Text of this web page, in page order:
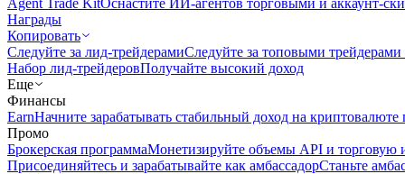
Agent Trade KitОснастите ИИ-агентов торговыми и аккаунт-
Награды
Копировать
Следуйте за лид-трейдерамиСледуйте за топовыми
Набор лид-трейдеровПолучайте высокий доход
Еще
Финансы
EarnНачните зарабатывать стабильный доход на криптовалюте
Промо
Брокерская программаМонетизируйте объемы API и торговую
Присоединяйтесь и зарабатывайте как амбассадорСтаньте